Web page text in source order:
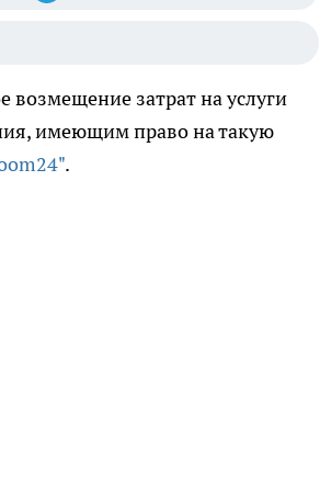
возмещение затрат на услуги
имеющим право на такую
.